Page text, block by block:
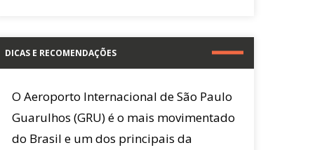
DICAS E RECOMENDAÇÕES
O Aeroporto Internacional de São Paulo
Guarulhos (GRU) é o mais movimentado
do Brasil e um dos principais da